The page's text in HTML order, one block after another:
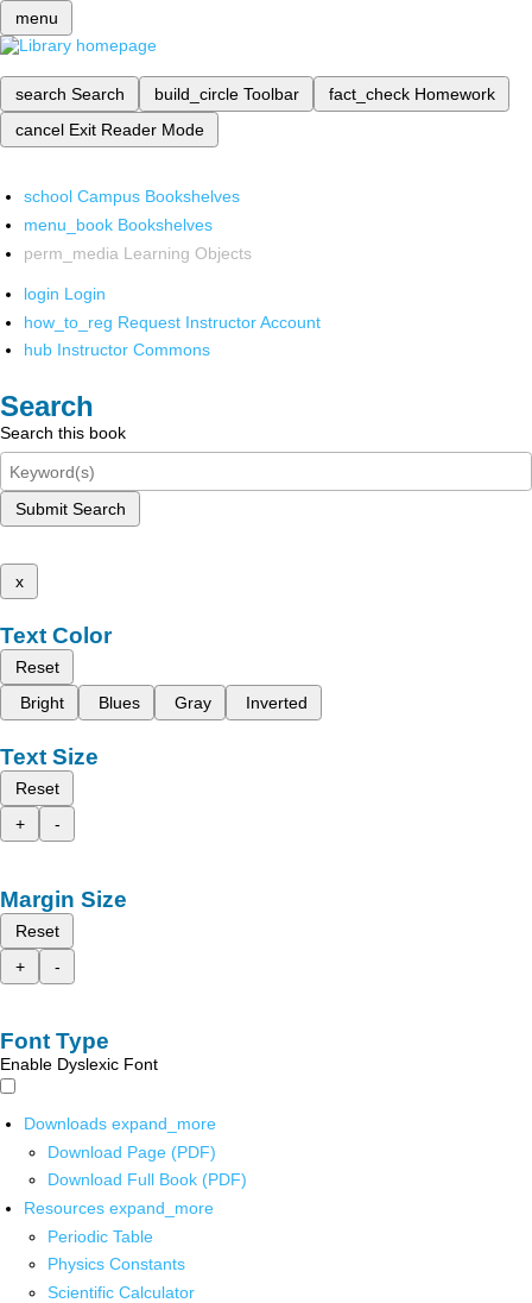
menu
search Search build_circle Toolbar fact_check Homework
cancel Exit Reader Mode
school Campus Bookshelves
menu_book Bookshelves
perm_media Learning Objects
login Login
how_to_reg Request Instructor Account
hub Instructor Commons
Search
Search this book
Submit Search
x
Text Color
Reset
Bright
Blues Gray Inverted
Text Size
Reset
+
-
Margin Size
Reset
+
-
Font Type
Enable Dyslexic Font
Downloads expand_more
Download Page (PDF)
Download Full Book (PDF)
Resources expand_more
Periodic Table
Physics Constants
Scientific Calculator